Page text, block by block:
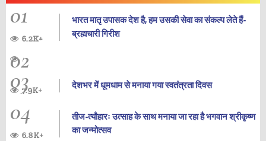
01
भारत मातृ उपासक देश है, हम उसकी सेवा का संकल्प लेते हैं-
ब्रह्मचारी गिरीश
6.2K+
02
03 देशभर में धूमधाम से मनाया गया स्वतंत्रता दिवस
7.9K+
04
तीज-त्यौहारः उत्साह के साथ मनाया जा रहा है भगवान श्रीकृष्ण
का जन्‍मोत्‍सव
6.8K+